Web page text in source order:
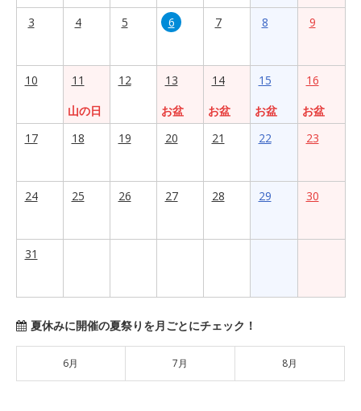
3 4 5 6 7 8 9
10
11
山の日
12
13
お盆
14
お盆
15
お盆
16
お盆
17
18 19 20 21 22 23
24 25 26 27 28 29 30
31
夏休みに開催の夏祭りを月ごとにチェック！
6月 7月 8月